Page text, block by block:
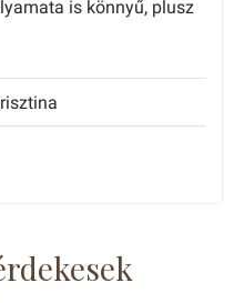
is könnyű, plusz